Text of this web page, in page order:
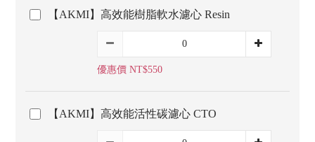
【AKMI】高效能樹脂軟水濾心 Resin
優惠價 NT$550
【AKMI】高效能活性碳濾心 CTO